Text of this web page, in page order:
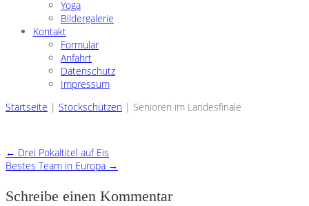
Yoga
Bildergalerie
Kontakt
Formular
Anfahrt
Datenschutz
Impressum
Startseite | Stockschützen | Senioren im Landesfinale
← Drei Pokaltitel auf Eis
Bestes Team in Europa →
Schreibe einen Kommentar